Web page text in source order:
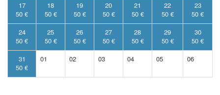
17
50 €
18
50 €
19
50 €
20
50 €
21
50 €
22
50 €
23
50 €
24
50 €
25
50 €
26
50 €
27
50 €
28
50 €
29
50 €
30
50 €
31
50 €
01 02 03 04 05 06